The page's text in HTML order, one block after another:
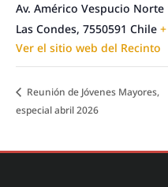
Av. Américo Vespucio Norte
Las Condes, 7550591 Chile
Ver el sitio web del Recinto
Reunión de Jóvenes Mayores,
especial abril 2026